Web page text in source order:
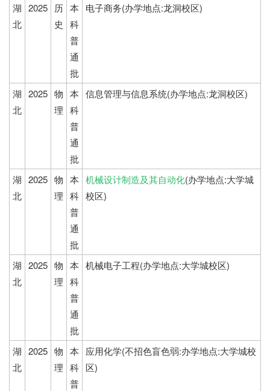
湖
北
2025 历
史
本
科
普
通
批
电子商务(办学地点:龙洞校区)
湖
北
2025 物
理
本
科
普
通
批
信息管理与信息系统(办学地点:龙洞校区)
湖
北
2025 物
理
本
科
普
通
批
机械设计制造及其自动化(办学地点:大学城
校区)
湖
北
2025 物
理
本
科
普
通
批
机械电子工程(办学地点:大学城校区)
湖
北
2025 物
理
本
科
普
应用化学(不招色盲色弱:办学地点:大学城校
区)